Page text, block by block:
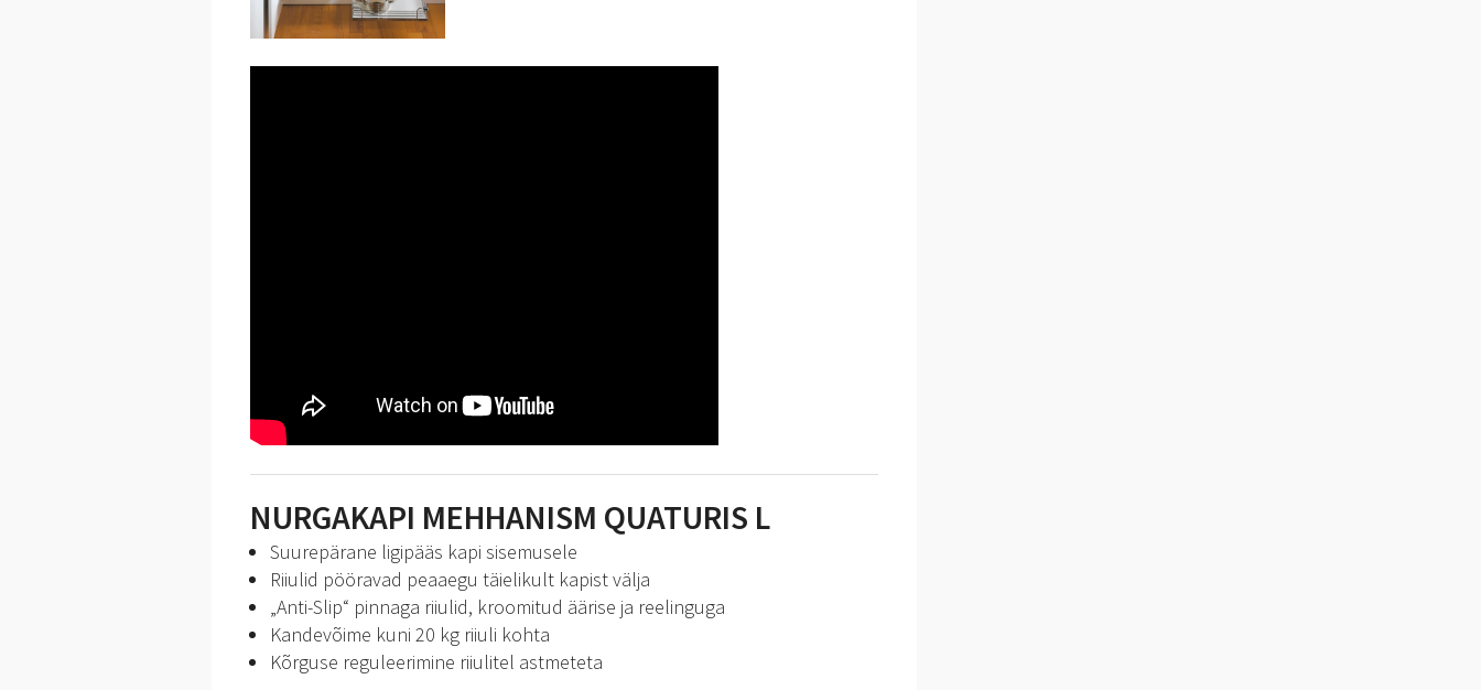
NURGAKAPI MEHHANISM QUATURIS L
Suurepärane ligipääs kapi sisemusele
Riiulid pööravad peaaegu täielikult kapist välja
„Anti-Slip“ pinnaga riiulid, kroomitud äärise ja reelinguga
Kandevõime kuni 20 kg riiuli kohta
Kõrguse reguleerimine riiulitel astmeteta